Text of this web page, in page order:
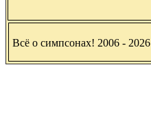
Всё о симпсонах! 2006 - 2026